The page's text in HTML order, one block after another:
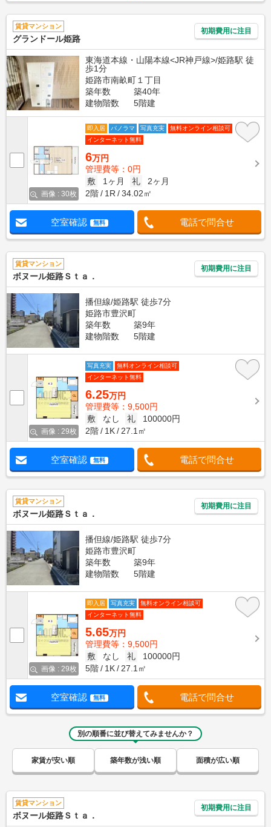
賃貸マンション
グランドール姫路
初期費用に注目
東海道本線・山陽本線<JR神戸線>/姫路駅 徒
歩1分
姫路市南畝町１丁目
築年数
築40年
建物階数
5階建
画像 : 30枚
即入居 パノラマ 写真充実
無料オンライン相談可
インターネット無料
6万円
管理費等：0円
敷
1ヶ月 礼
2ヶ月
2階
1R 34.02㎡
空室確認 無料 電話で問合せ
賃貸マンション
ボヌール姫路Ｓｔａ．
初期費用に注目
播但線/姫路駅 徒歩7分
姫路市豊沢町
築年数
築9年
建物階数
5階建
画像 : 29枚
写真充実
無料オンライン相談可
インターネット無料
6.25万円
管理費等：9,500円
敷
なし 礼
100000円
2階
1K 27.1㎡
空室確認 無料 電話で問合せ
賃貸マンション
ボヌール姫路Ｓｔａ．
初期費用に注目
播但線/姫路駅 徒歩7分
姫路市豊沢町
築年数
築9年
建物階数
5階建
画像 : 29枚
即入居 写真充実
無料オンライン相談可
インターネット無料
5.65万円
管理費等：9,500円
敷
なし 礼
100000円
5階
1K 27.1㎡
空室確認 無料 電話で問合せ
別の順番に並び替えてみませんか？
家賃が安い順 築年数が浅い順 面積が広い順
賃貸マンション
ボヌール姫路Ｓｔａ．
初期費用に注目